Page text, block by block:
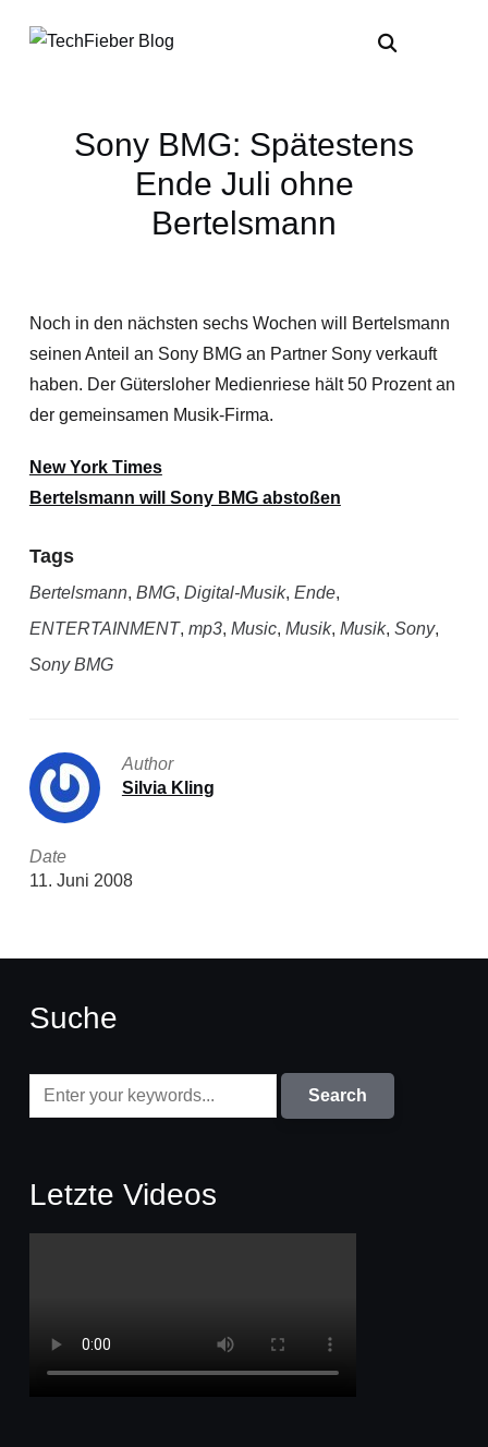
Sony BMG: Spätestens
Ende Juli ohne
Bertelsmann
Noch in den nächsten sechs Wochen will Bertelsmann
seinen Anteil an Sony BMG an Partner Sony verkauft
haben. Der Gütersloher Medienriese hält 50 Prozent an
der gemeinsamen Musik-Firma.
New York Times
Bertelsmann will Sony BMG abstoßen
Tags
Bertelsmann, BMG, Digital-Musik, Ende,
ENTERTAINMENT, mp3, Music, Musik, Musik, Sony,
Sony BMG
Author
Silvia Kling
Date
11. Juni 2008
Suche
Letzte Videos